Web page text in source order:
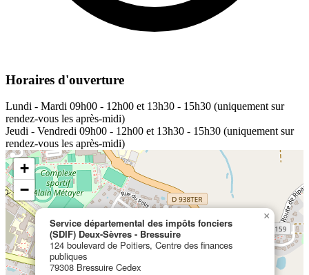
Horaires d'ouverture
Lundi - Mardi 09h00 - 12h00 et 13h30 - 15h30 (uniquement sur
rendez-vous les après-midi)
Jeudi - Vendredi 09h00 - 12h00 et 13h30 - 15h30 (uniquement sur
rendez-vous les après-midi)
Service départemental des impôts fonciers
(SDIF) Deux-Sèvres - Bressuire
124 boulevard de Poitiers, Centre des finances
publiques
79308 Bressuire Cedex
×
+
−